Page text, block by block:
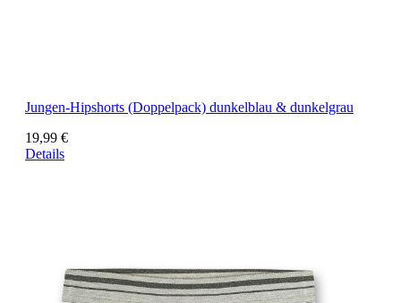
Jungen-Hipshorts (Doppelpack) dunkelblau & dunkelgrau
19,99 €
Details